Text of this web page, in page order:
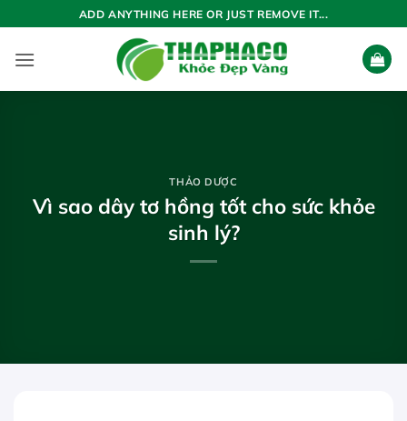
qua
nội
ADD ANYTHING HERE OR JUST REMOVE IT...
THẢO DƯỢC
Vì sao dây tơ hồng tốt cho sức khỏe
sinh lý?